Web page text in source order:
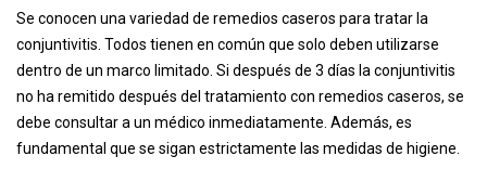
Se conocen una variedad de remedios caseros para tratar la
conjuntivitis. Todos tienen en común que solo deben utilizarse
dentro de un marco limitado. Si después de 3 días la conjuntivitis
no ha remitido después del tratamiento con remedios caseros, se
debe consultar a un médico inmediatamente. Además, es
fundamental que se sigan estrictamente las medidas de higiene.